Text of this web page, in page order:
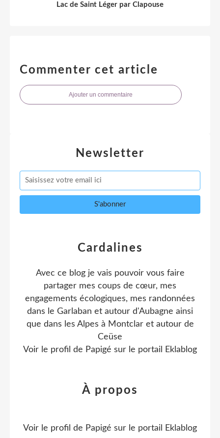
Lac de Saint Léger par Clapouse
Commenter cet article
Ajouter un commentaire
Newsletter
Cardalines
Avec ce blog je vais pouvoir vous faire
partager mes coups de cœur, mes
engagements écologiques, mes randonnées
dans le Garlaban et autour d'Aubagne ainsi
que dans les Alpes à Montclar et autour de
Ceüse
Voir le profil de Papigé sur le portail Eklablog
À propos
Voir le profil de Papigé sur le portail Eklablog